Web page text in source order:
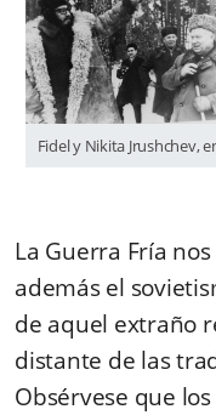
Fidel y Nikita Jrushchev,
La Guerra Fría
además el
de aquel extraño
distante de las
Obsérvese que